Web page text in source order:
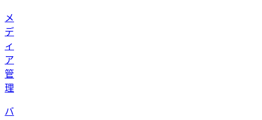
メ
デ
ィ
ア
管
理
バ